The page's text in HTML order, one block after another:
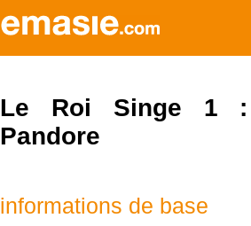
Le Roi Singe 1
Pandore
informations de base